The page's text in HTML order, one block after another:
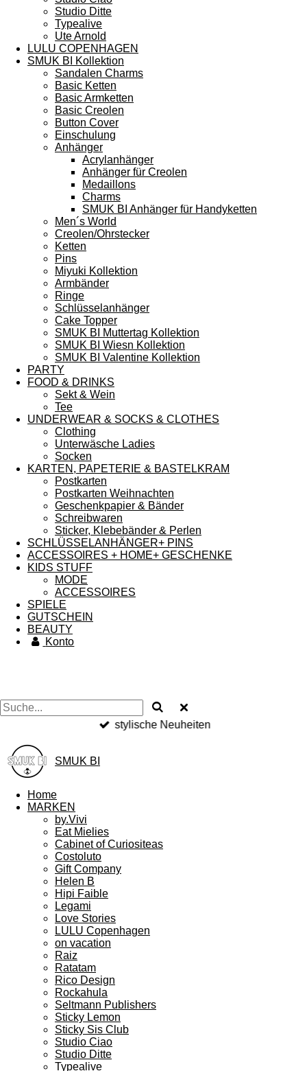
Studio Ditte
Typealive
Ute Arnold
LULU COPENHAGEN
SMUK BI Kollektion
Sandalen Charms
Basic Ketten
Basic Armketten
Basic Creolen
Button Cover
Einschulung
Anhänger
Acrylanhänger
Anhänger für Creolen
Medaillons
Charms
SMUK BI Anhänger für Handyketten
Men´s World
Creolen/Ohrstecker
Ketten
Pins
Miyuki Kollektion
Armbänder
Ringe
Schlüsselanhänger
Cake Topper
SMUK BI Muttertag Kollektion
SMUK BI Wiesn Kollektion
SMUK BI Valentine Kollektion
PARTY
FOOD & DRINKS
Sekt & Wein
Tee
UNDERWEAR & SOCKS & CLOTHES
Clothing
Unterwäsche Ladies
Socken
KARTEN, PAPETERIE & BASTELKRAM
Postkarten
Postkarten Weihnachten
Geschenkpapier & Bänder
Schreibwaren
Sticker, Klebebänder & Perlen
SCHLÜSSELANHÄNGER+ PINS
ACCESSOIRES + HOME+ GESCHENKE
KIDS STUFF
MODE
ACCESSOIRES
SPIELE
GUTSCHEIN
BEAUTY
Konto
stylische Neuheiten
SMUK BI
Home
MARKEN
by.Vivi
Eat Mielies
Cabinet of Curiositeas
Costoluto
Gift Company
Helen B
Hipi Faible
Legami
Love Stories
LULU Copenhagen
on vacation
Raiz
Ratatam
Rico Design
Rockahula
Seltmann Publishers
Sticky Lemon
Sticky Sis Club
Studio Ciao
Studio Ditte
Typealive